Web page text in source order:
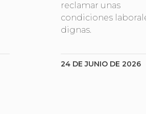
reclamar unas
condiciones
dignas.
24 DE JUNIO DE 2026